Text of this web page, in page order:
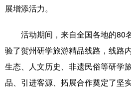
健康
图片 中央文件
食品 人居
溯源中国 城市
展增添活力。
活动期间，来自全国各地的80
验了贺州研学旅游精品线路，线路
生态、人文历史、非遗民俗等研学
品、引进客源、拓展合作奠定了坚实